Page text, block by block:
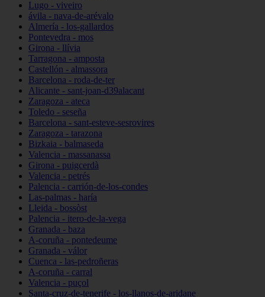
Lugo - viveiro
ávila - nava-de-arévalo
Almería - los-gallardos
Pontevedra - mos
Girona - llívia
Tarragona - amposta
Castellón - almassora
Barcelona - roda-de-ter
Alicante - sant-joan-d39alacant
Zaragoza - ateca
Toledo - seseña
Barcelona - sant-esteve-sesrovires
Zaragoza - tarazona
Bizkaia - balmaseda
Valencia - massanassa
Girona - puigcerdà
Valencia - petrés
Palencia - carrión-de-los-condes
Las-palmas - haría
Lleida - bossòst
Palencia - itero-de-la-vega
Granada - baza
A-coruña - pontedeume
Granada - válor
Cuenca - las-pedroñeras
A-coruña - carral
Valencia - puçol
Santa-cruz-de-tenerife - los-llanos-de-aridane